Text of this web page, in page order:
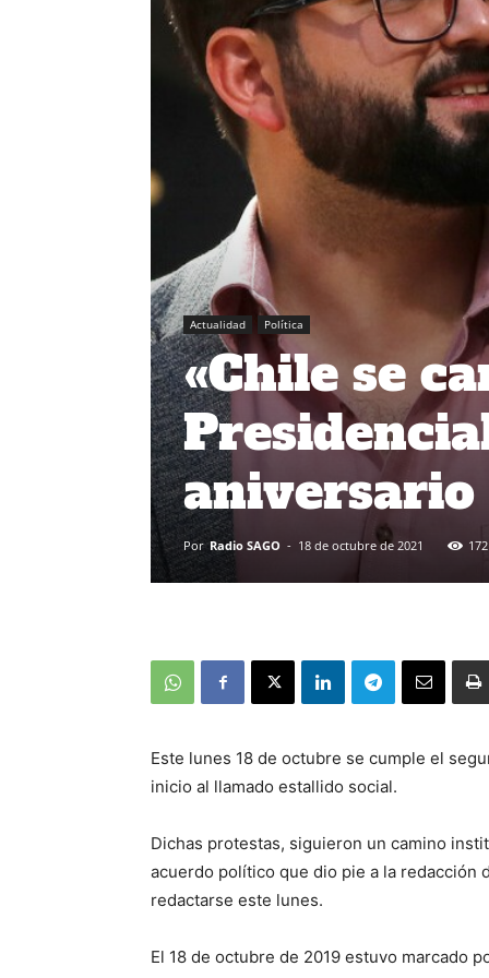
Actualidad Política
«Chile se
aniversario
Por Radio SAGO - 18 de octubre de 2021 172
Este lunes 18 de octubre se cumple el
inicio al llamado estallido social.
Dichas protestas, siguieron un camino
acuerdo político que dio pie a la redacción
redactarse este lunes.
El 18 de octubre de 2019 estuvo marcado